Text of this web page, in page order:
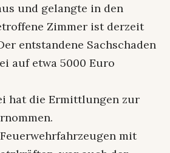
und gelangte in den
Zimmer ist derzeit
entstandene Sachschaden
auf etwa 5000 Euro
hat die Ermittlungen zur
mit